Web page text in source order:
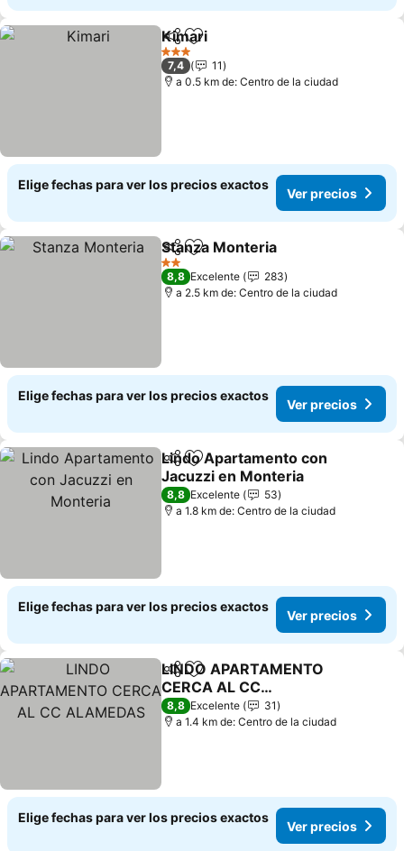
CompartirAgregar a favoritos
Kimari
3 Estrellas
7,4
11
a 0.5 km de: Centro de la ciudad
Elige fechas para ver los precios exactos
Ver precios
CompartirAgregar a favoritos
Stanza Monteria
2 Estrellas
8,8 Excelente
283
a 2.5 km de: Centro de la ciudad
Elige fechas para ver los precios exactos
Ver precios
CompartirAgregar a favoritos
Lindo Apartamento con
Jacuzzi en Monteria
8,8 Excelente
53
a 1.8 km de: Centro de la ciudad
Elige fechas para ver los precios exactos
Ver precios
CompartirAgregar a favoritos
LINDO APARTAMENTO
CERCA AL CC
ALAMEDAS
8,8 Excelente
31
a 1.4 km de: Centro de la ciudad
Elige fechas para ver los precios exactos
Ver precios